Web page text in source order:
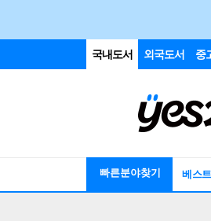
국내도서 외국도서 중
빠른분야찾기 베스트